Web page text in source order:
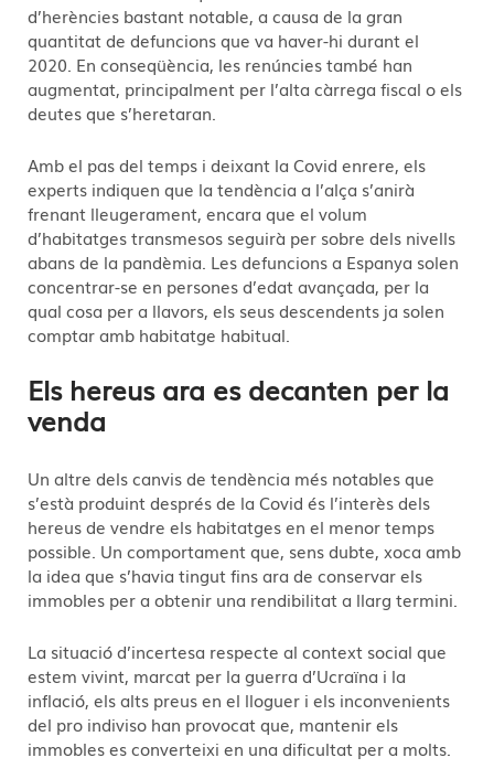
d’herències bastant notable, a causa de la gran
quantitat de defuncions que va haver-hi durant el
2020. En conseqüència, les renúncies també han
augmentat, principalment per l’alta càrrega fiscal o els
deutes que s’heretaran.
Amb el pas del temps i deixant la Covid enrere, els
experts indiquen que la tendència a l’alça s’anirà
frenant lleugerament, encara que el volum
d’habitatges transmesos seguirà per sobre dels nivells
abans de la pandèmia. Les defuncions a Espanya solen
concentrar-se en persones d’edat avançada, per la
qual cosa per a llavors, els seus descendents ja solen
comptar amb habitatge habitual.
Els hereus ara es decanten per la
venda
Un altre dels canvis de tendència més notables que
s’està produint després de la Covid és l’interès dels
hereus de vendre els habitatges en el menor temps
possible. Un comportament que, sens dubte, xoca amb
la idea que s’havia tingut fins ara de conservar els
immobles per a obtenir una rendibilitat a llarg termini.
La situació d’incertesa respecte al context social que
estem vivint, marcat per la guerra d’Ucraïna i la
inflació, els alts preus en el lloguer i els inconvenients
del pro indiviso han provocat que, mantenir els
immobles es converteixi en una dificultat per a molts.